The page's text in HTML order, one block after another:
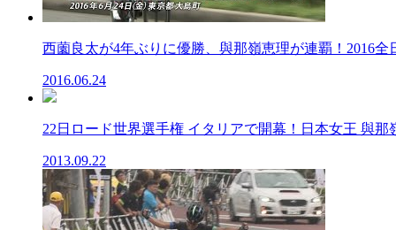
西薗良太が4年ぶりに優勝、與那嶺恵理が連覇！2016全
2016.06.24
22日ロード世界選手権 イタリアで開幕！日本女王 與那
2013.09.22